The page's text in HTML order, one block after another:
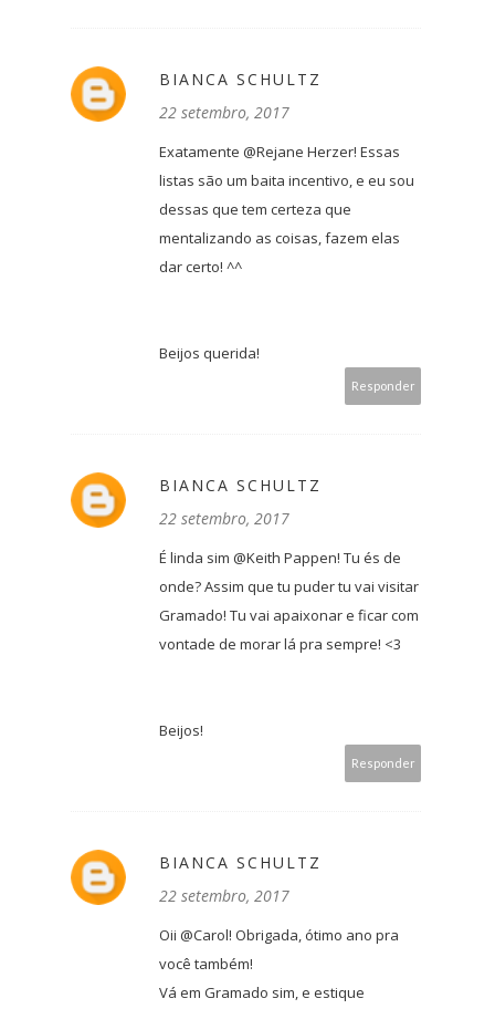
BIANCA SCHULTZ
22 setembro, 2017
Exatamente @Rejane Herzer! Essas
listas são um baita incentivo, e eu sou
dessas que tem certeza que
mentalizando as coisas, fazem elas
dar certo! ^^
Beijos querida!
Responder
BIANCA SCHULTZ
22 setembro, 2017
É linda sim @Keith Pappen! Tu és de
onde? Assim que tu puder tu vai visitar
Gramado! Tu vai apaixonar e ficar com
vontade de morar lá pra sempre! <3
Beijos!
Responder
BIANCA SCHULTZ
22 setembro, 2017
Oii @Carol! Obrigada, ótimo ano pra
você também!
Vá em Gramado sim, e estique